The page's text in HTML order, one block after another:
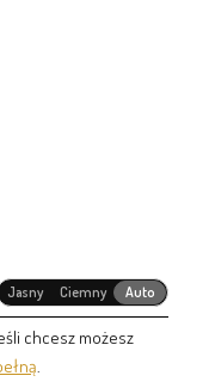
Jasny Ciemny Auto
chcesz możesz